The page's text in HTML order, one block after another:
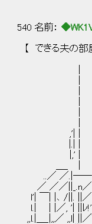
￣.{,'ー
540 名前：
【 できる夫の部
| ||￣
,'| | ||
|,' | ||
＿_ ｜
..／ ／.|――n|
／ ／／
l'| ￣| |､ /||.
l.| | |／
,,l.|＿_|,,